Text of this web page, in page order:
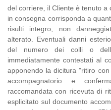
del corriere, il Cliente è tenuto
in consegna corrisponda a
risulti integro, non
alterato. Eventuali danni
del numero dei colli o
immediatamente contestati al
apponendo la dicitura "ritiro
accompagnatorio e
raccomandata con ricevuta di
esplicitato sul documento